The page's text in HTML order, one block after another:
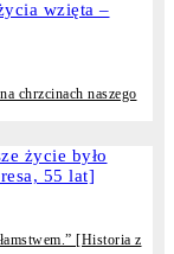
chrzcinach naszego
[Historia z